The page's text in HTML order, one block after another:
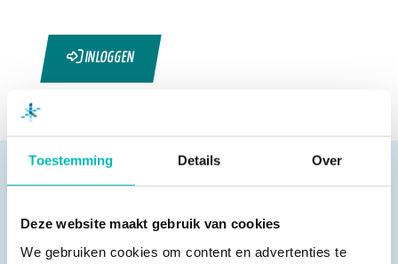
Toestemming Details Over
Deze website maakt gebruik van cookies
We gebruiken cookies om content en advertenties te
INLOGGEN
Pagina delen